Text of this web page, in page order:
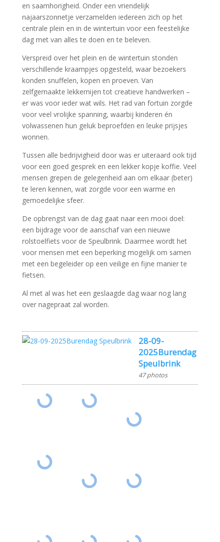
en saamhorigheid. Onder een vriendelijk
najaarszonnetje verzamelden iedereen zich op het
centrale plein en in de wintertuin voor een feestelijke
dag met van alles te doen en te beleven.
Verspreid over het plein en de wintertuin stonden
verschillende kraampjes opgesteld, waar bezoekers
konden snuffelen, kopen en proeven. Van
zelfgemaakte lekkernijen tot creatieve handwerken –
er was voor ieder wat wils. Het rad van fortuin zorgde
voor veel vrolijke spanning, waarbij kinderen én
volwassenen hun geluk beproefden en leuke prijsjes
wonnen.
Tussen alle bedrijvigheid door was er uiteraard ook tijd
voor een goed gesprek en een lekker kopje koffie. Veel
mensen grepen de gelegenheid aan om elkaar (beter)
te leren kennen, wat zorgde voor een warme en
gemoedelijke sfeer.
De opbrengst van de dag gaat naar een mooi doel:
een bijdrage voor de aanschaf van een nieuwe
rolstoelfiets voor de Speulbrink. Daarmee wordt het
voor mensen met een beperking mogelijk om samen
met een begeleider op een veilige en fijne manier te
fietsen.
Al met al was het een geslaagde dag waar nog lang
over nagepraat zal worden.
28-09-
2025Burendag
Speulbrink
47 photos